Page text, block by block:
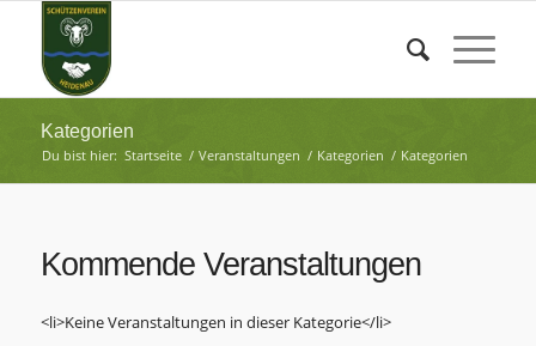
Kategorien
Du bist hier: Startseite / Veranstaltungen / Kategorien / Kategorien
Kommende Veranstaltungen
<li>Keine Veranstaltungen in dieser Kategorie</li>